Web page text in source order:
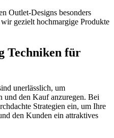
Outlet-Designs besonders
gezielt hochmargige Produkte
Techniken für
unerlässlich, um
und den Kauf anzuregen. Bei
Strategien ein, um Ihre
den Kunden ein attraktives